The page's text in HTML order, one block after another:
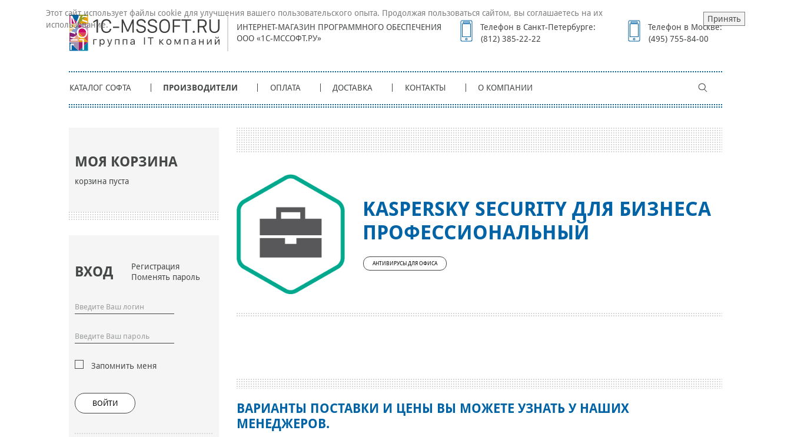
ИНТЕРНЕТ-МАГАЗИН ПРОГРАММНОГО ОБЕСПЕЧЕНИЯ
ООО «1С-МССОФТ.РУ»
Телефон в Санкт-Петербурге:
(812) 385-22-22
Телефон в Москве:
(495) 755-84-00
КАТАЛОГ СОФТА ПРОИЗВОДИТЕЛИ ОПЛАТА ДОСТАВКА КОНТАКТЫ О КОМПАНИИ
МОЯ КОРЗИНА
корзина пуста
ВХОД
Регистрация
Поменять пароль
Запомнить меня
ВОЙТИ
KASPERSKY SECURITY ДЛЯ БИЗНЕСА
ПРОФЕССИОНАЛЬНЫЙ
АНТИВИРУСЫ ДЛЯ ОФИСА
ВАРИАНТЫ ПОСТАВКИ И ЦЕНЫ ВЫ МОЖЕТЕ УЗНАТЬ У НАШИХ
МЕНЕДЖЕРОВ.
Этот сайт использует файлы cookie для улучшения вашего пользовательского опыта. Продолжая пользоваться сайтом, вы соглашаетесь на их
использование.
Принять